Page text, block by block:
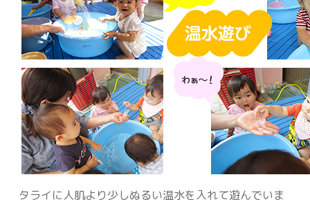
タライに人肌より少しぬるい温水を入れて遊んでいま